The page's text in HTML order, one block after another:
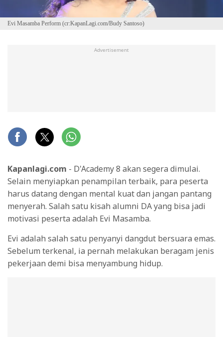
Evi Masamba Perform (cr:KapanLagi.com/Budy Santoso)
Advertisement
Kapanlagi.com - D'Academy 8 akan segera dimulai.
Selain menyiapkan penampilan terbaik, para peserta
harus datang dengan mental kuat dan jangan pantang
menyerah. Salah satu kisah alumni DA yang bisa jadi
motivasi peserta adalah Evi Masamba.
Evi adalah salah satu penyanyi dangdut bersuara emas.
Sebelum terkenal, ia pernah melakukan beragam jenis
pekerjaan demi bisa menyambung hidup.